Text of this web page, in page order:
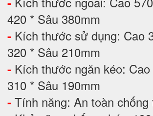
420 * Sâu 380mm
- Kích thước sử dụng: Cao
320 * Sâu 210mm
- Kích thước ngăn kéo:
310 * Sâu 190mm
- Tính năng: An toàn chống